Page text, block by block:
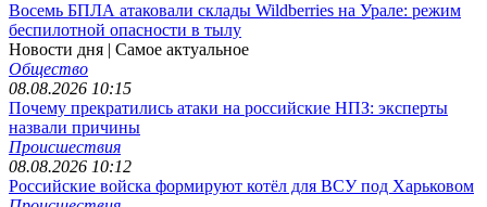
Восемь БПЛА атаковали склады Wildberries на Урале: режим
беспилотной опасности в тылу
Новости дня | Самое актуальное
Общество
08.08.2026 10:15
Почему прекратились атаки на российские НПЗ: эксперты
назвали причины
Происшествия
08.08.2026 10:12
Российские войска формируют котёл для ВСУ под Харьковом